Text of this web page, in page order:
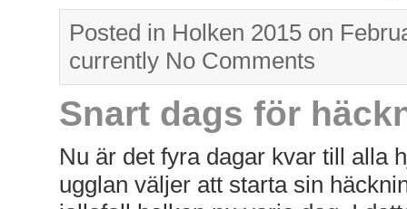
Posted in Holken 2015 on
currently No Comments
Snart dags för
Nu är det fyra dagar kvar till alla
ugglan väljer att starta sin